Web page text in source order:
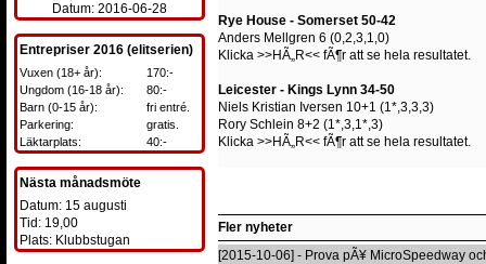
Datum: 2016-06-28
Entrepriser 2016 (elitserien)
Vuxen (18+ år):
170:-
Ungdom (16-18 år):
80:-
Barn (0-15 år):
fri entré.
Parkering:
gratis.
Läktarplats:
40:-
Nästa månadsmöte
Datum: 15 augusti
Tid: 19,00
Plats: Klubbstugan
Rye House - Somerset 50-42
Anders Mellgren 6 (0,2,3,1,0)
Klicka >>HÃ„R<< fÃ¶r att se hela resultatet.
Leicester - Kings Lynn 34-50
Niels Kristian Iversen 10+1 (1*,3,3,3)
Rory Schlein 8+2 (1*,3,1*,3)
Klicka >>HÃ„R<< fÃ¶r att se hela resultatet.
Fler nyheter
[2015-10-06] - Prova pÃ¥ MicroSpeedway